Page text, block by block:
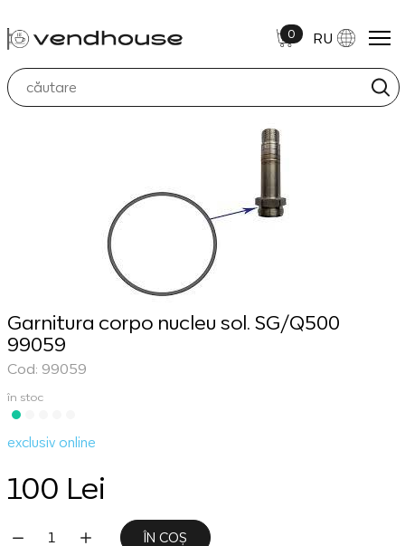
0 RU
Garnitura corpo nucleu sol. SG/Q500
99059
Cod: 99059
în stoc
exclusiv online
100 Lei
ÎN COȘ